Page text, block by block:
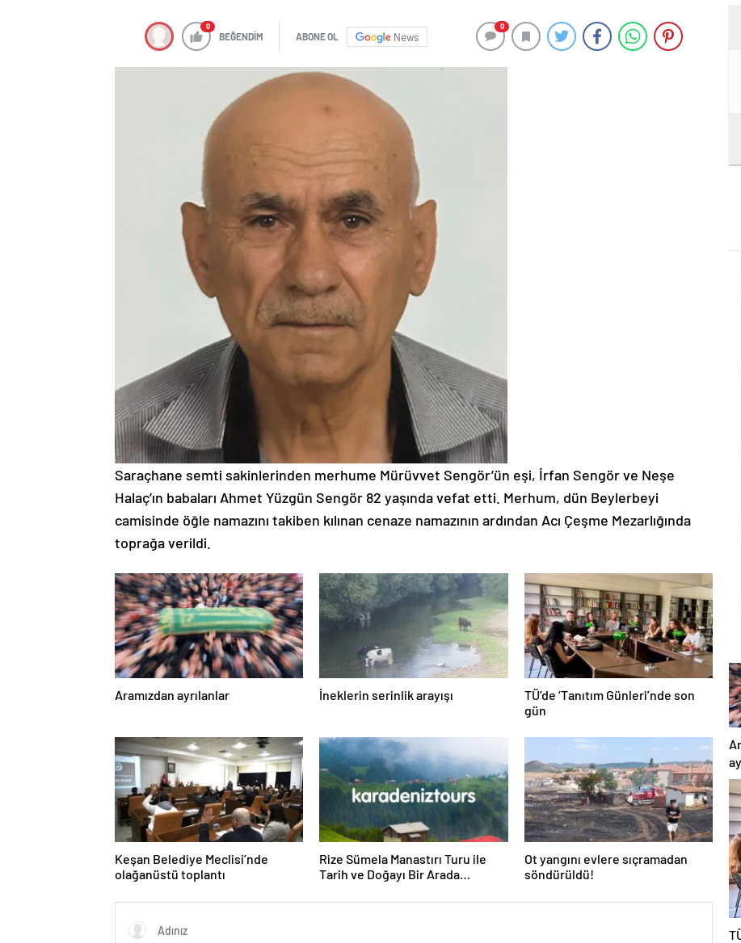
0
BEĞENDİM ABONE OL News
0
Saraçhane semti sakinlerinden merhume Mürüvvet Sengör’ün eşi, İrfan Sengör ve Neşe
Halaç’ın babaları Ahmet Yüzgün Sengör 82 yaşında vefat etti. Merhum, dün Beylerbeyi
camisinde öğle namazını takiben kılınan cenaze namazının ardından Acı Çeşme Mezarlığında
toprağa verildi.
Aramızdan ayrılanlar İneklerin serinlik arayışı
TÜ’de ‘Tanıtım Günleri’nde son
gün
Keşan Belediye Meclisi’nde
olağanüstü toplantı
Rize Sümela Manastırı Turu ile
Tarih ve Doğayı Bir Arada
Ot yangını evlere sıçramadan
söndürüldü!